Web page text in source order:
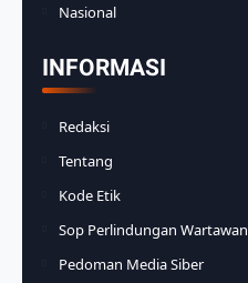
Nasional
INFORMASI
Redaksi
Tentang
Kode Etik
Sop Perlindungan Wartawan
Pedoman Media Siber